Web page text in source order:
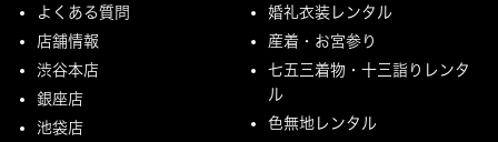
よくある質問
店舗情報
渋谷本店
銀座店
池袋店
婚礼衣装レンタル
産着・お宮参り
七五三着物・十三詣りレンタ
ル
色無地レンタル